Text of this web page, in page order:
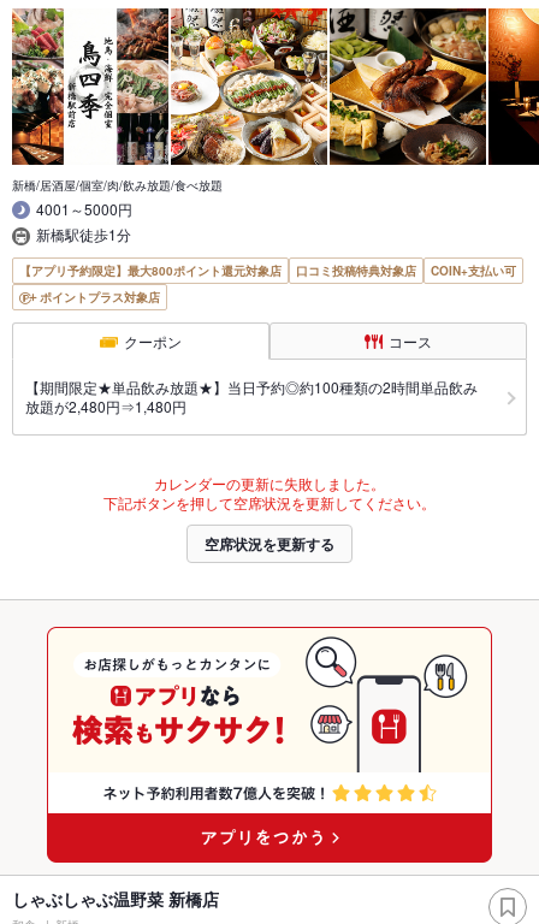
新橋/居酒屋/個室/肉/飲み放題/食べ放題
4001～5000円
新橋駅徒歩1分
【アプリ予約限定】最大800ポイント還元対象店 口コミ投稿特典対象店
COIN+支払い可
ポイントプラス対象店
クーポン コース
【期間限定★単品飲み放題★】当日予約◎約100種類の2時間単品飲み
放題が2,480円⇒1,480円
カレンダーの更新に失敗しました。
下記ボタンを押して空席状況を更新してください。
空席状況を更新する
しゃぶしゃぶ温野菜 新橋店